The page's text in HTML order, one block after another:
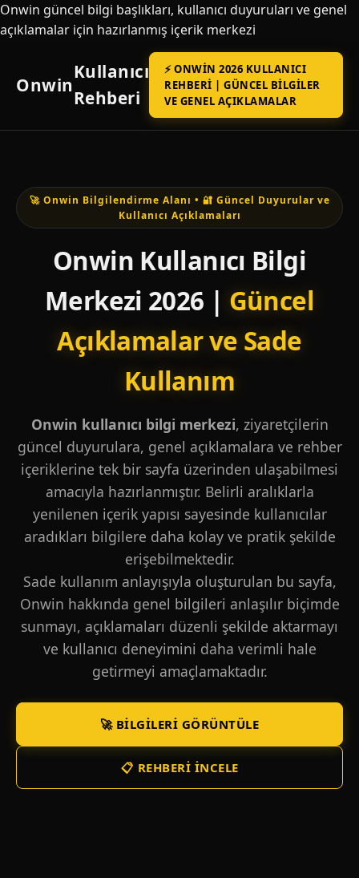
Onwin güncel bilgi başlıkları, kullanıcı duyuruları ve genel
açıklamalar için hazırlanmış içerik merkezi
Onwin
Kullanıcı
Rehberi
⚡ ONWIN 2026 KULLANICI
REHBERI | GÜNCEL BILGILER
VE GENEL AÇIKLAMALAR
🚀 Onwin Bilgilendirme Alanı • 🔐 Güncel Duyurular ve
Kullanıcı Açıklamaları
Onwin Kullanıcı Bilgi
Merkezi 2026 | Güncel
Açıklamalar ve Sade
Kullanım
Onwin kullanıcı bilgi merkezi, ziyaretçilerin
güncel duyurulara, genel açıklamalara ve rehber
içeriklerine tek bir sayfa üzerinden ulaşabilmesi
amacıyla hazırlanmıştır. Belirli aralıklarla
yenilenen içerik yapısı sayesinde kullanıcılar
aradıkları bilgilere daha kolay ve pratik şekilde
erişebilmektedir.
Sade kullanım anlayışıyla oluşturulan bu sayfa,
Onwin hakkında genel bilgileri anlaşılır biçimde
sunmayı, açıklamaları düzenli şekilde aktarmayı
ve kullanıcı deneyimini daha verimli hale
getirmeyi amaçlamaktadır.
🚀 BILGILERI GÖRÜNTÜLE
📋 REHBERI İNCELE